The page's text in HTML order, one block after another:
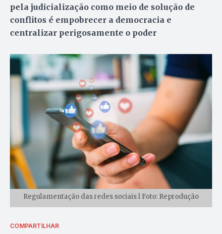
pela judicialização como meio de solução de
conflitos é empobrecer a democracia e
centralizar perigosamente o poder
Regulamentação das redes sociais l Foto: Reprodução
COMPARTILHAR